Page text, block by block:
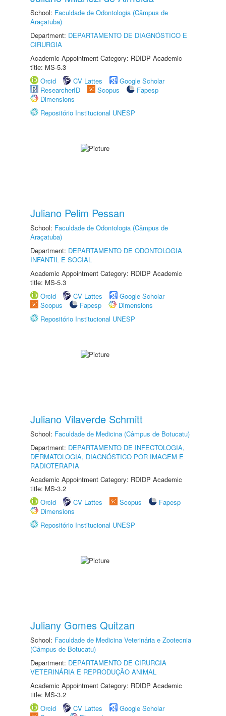
School: Faculdade de Odontologia (Câmpus de
Araçatuba)
Department: DEPARTAMENTO DE DIAGNÓSTICO E
CIRURGIA
Academic Appointment Category: RDIDP Academic
title: MS-5.3
Orcid
CV Lattes
Google Scholar
ResearcherID
Scopus
Fapesp
Dimensions
Repositório Institucional UNESP
Juliano Pelim Pessan
School: Faculdade de Odontologia (Câmpus de
Araçatuba)
Department: DEPARTAMENTO DE ODONTOLOGIA
INFANTIL E SOCIAL
Academic Appointment Category: RDIDP Academic
title: MS-5.3
Orcid
CV Lattes
Google Scholar
Scopus
Fapesp
Dimensions
Repositório Institucional UNESP
Juliano Vilaverde Schmitt
School: Faculdade de Medicina (Câmpus de Botucatu)
Department: DEPARTAMENTO DE INFECTOLOGIA,
DERMATOLOGIA, DIAGNÓSTICO POR IMAGEM E
RADIOTERAPIA
Academic Appointment Category: RDIDP Academic
title: MS-3.2
Orcid
CV Lattes Scopus
Fapesp
Dimensions
Repositório Institucional UNESP
Juliany Gomes Quitzan
School: Faculdade de Medicina Veterinária e Zootecnia
(Câmpus de Botucatu)
Department: DEPARTAMENTO DE CIRURGIA
VETERINÁRIA E REPRODUÇÃO ANIMAL
Academic Appointment Category: RDIDP Academic
title: MS-3.2
Orcid
CV Lattes
Google Scholar